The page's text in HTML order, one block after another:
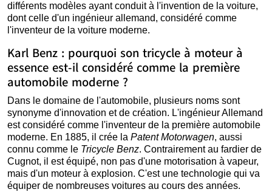
différents modèles ayant conduit à l'invention de la voiture,
dont celle d'un ingénieur allemand, considéré comme
l'inventeur de la voiture moderne.
Karl Benz : pourquoi son tricycle à moteur à
essence est-il considéré comme la première
automobile moderne ?
Dans le domaine de l'automobile, plusieurs noms sont
synonyme d'innovation et de création. L'ingénieur Allemand
est considéré comme l'inventeur de la première automobile
moderne. En 1885, il crée la Patent Motorwagen, aussi
connu comme le Tricycle Benz. Contrairement au fardier de
Cugnot, il est équipé, non pas d'une motorisation à vapeur,
mais d'un moteur à explosion. C'est une technologie qui va
équiper de nombreuses voitures au cours des années.